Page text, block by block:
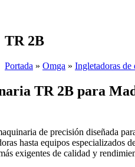
TR 2B
Portada » Omga » Ingletadoras de
TR 2B para
de precisión diseñada
hasta equipos especializados
exigentes de calidad y